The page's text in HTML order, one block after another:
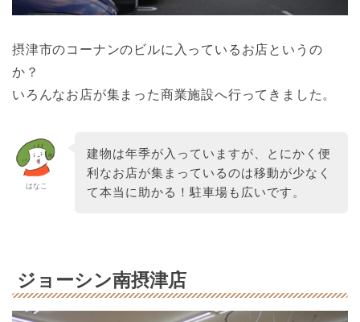
摂津市のコーナンのビルに入っているお店というの
か？
いろんなお店が集まった商業施設へ行ってきました。
はなこ
建物は年季が入っていますが、とにかく便
利なお店が集まっているのは移動が少なく
て本当に助かる！駐車場も広いです。
ジョーシン南摂津店